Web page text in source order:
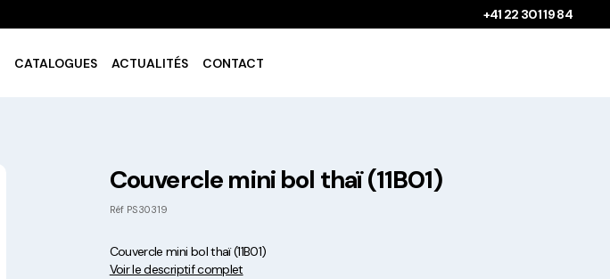
+41 22 301 19 84
Gobelets à boissons
CATALOGUES ACTUALITÉS CONTACT
Couvercle mini bol thaï (11B01)
Réf PS30319
Couvercle mini bol thaï (11B01)
Voir le descriptif complet